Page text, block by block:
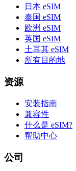
日本 eSIM
泰国 eSIM
欧洲 eSIM
英国 eSIM
土耳其 eSIM
所有目的地
资源
安装指南
兼容性
什么是 eSIM?
帮助中心
公司